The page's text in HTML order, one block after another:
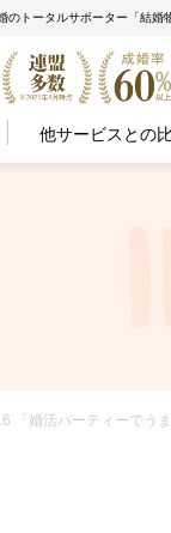
のトータルサポーター「結婚
他サービスとの
「婚活パーティーでう